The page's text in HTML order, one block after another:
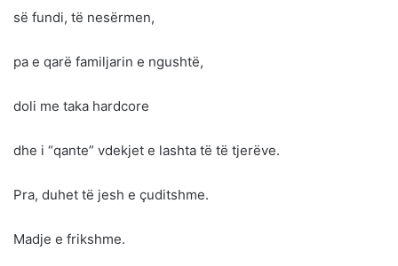
së fundi, të nesërmen,
pa e qarë familjarin e ngushtë,
doli me taka hardcore
dhe i “qante” vdekjet e lashta të të tjerëve.
Pra, duhet të jesh e çuditshme.
Madje e frikshme.